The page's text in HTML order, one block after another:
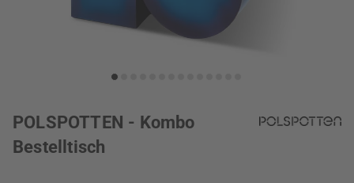
POLSPOTTEN - Kombo
Bestelltisch